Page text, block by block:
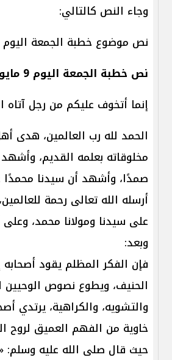
وجاء النص كالتالي:
نص موضوع خطبة الجمعة اليوم
نص خطبة الجمعة اليوم 9 مايو 2025
إنما أتخوف عليكم من رجل آتاه
الحمد لله رب العالمين، هدى
مخلوقاته بعلمه القديم، وأشهد
صمدًا، وأشهد أن سيدنا محمدًا
أرسله الله تعالى رحمة
على سيدنا ومولانا محمد،
وبعد:
فإن الفكر المظلم يقود
الحنيف، ويطوع نصوص الوحيين
والتشويه، والكراهية، يرتدي
خاوية من الفهم العميق لروح
حيث قال صلى الله عليه وسلم: